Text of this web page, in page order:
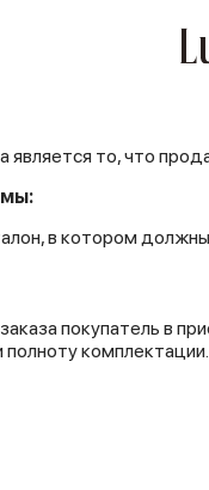
то, что
в котором
покупатель в